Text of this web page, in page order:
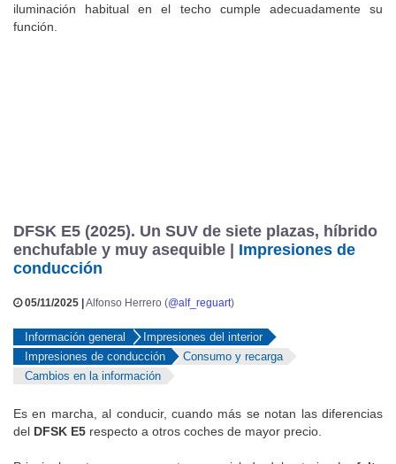
iluminación habitual en el techo cumple adecuadamente su
función.
DFSK E5 (2025). Un SUV de siete plazas, híbrido
enchufable y muy asequible | Impresiones de
conducción
05/11/2025 | Alfonso Herrero (@alf_reguart)
Información general
Impresiones del interior
Impresiones de conducción
Consumo y recarga
Cambios en la información
Es en marcha, al conducir, cuando más se notan las diferencias
del DFSK E5 respecto a otros coches de mayor precio.